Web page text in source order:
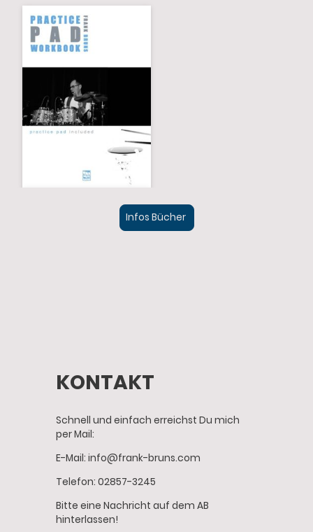
Infos Bücher
KONTAKT
Schnell und einfach erreichst Du mich
per Mail:
E-Mail: info@frank-bruns.com
Telefon: 02857-3245
Bitte eine Nachricht auf dem AB
hinterlassen!